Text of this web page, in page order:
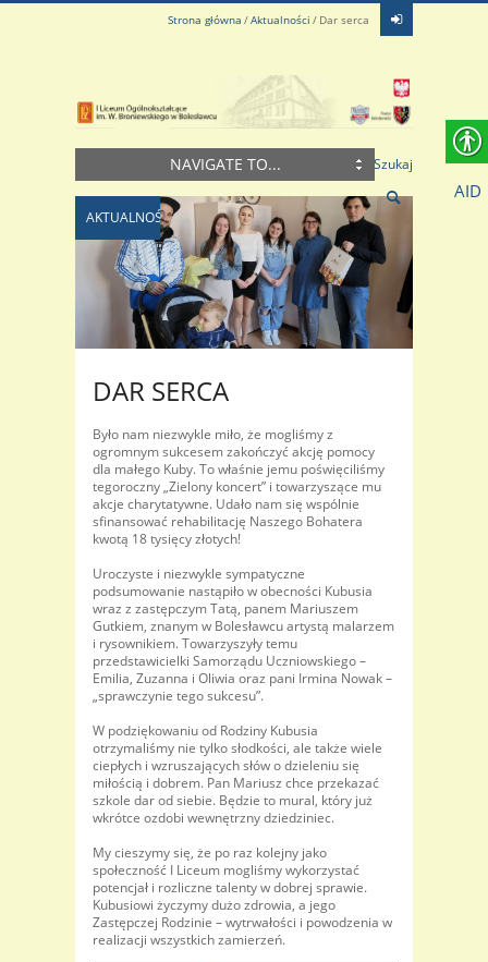
Strona główna Aktualności Dar serca
NAVIGATE TO... Szukaj
AKTUALNOŚCI
DAR SERCA
Było nam niezwykle miło, że mogliśmy z
ogromnym sukcesem zakończyć akcję pomocy
dla małego Kuby. To właśnie jemu poświęciliśmy
tegoroczny „Zielony koncert” i towarzyszące mu
akcje charytatywne. Udało nam się wspólnie
sfinansować rehabilitację Naszego Bohatera
kwotą 18 tysięcy złotych!
Uroczyste i niezwykle sympatyczne
podsumowanie nastąpiło w obecności Kubusia
wraz z zastępczym Tatą, panem Mariuszem
Gutkiem, znanym w Bolesławcu artystą malarzem
i rysownikiem. Towarzyszyły temu
przedstawicielki Samorządu Uczniowskiego –
Emilia, Zuzanna i Oliwia oraz pani Irmina Nowak –
„sprawczynie tego sukcesu”.
W podziękowaniu od Rodziny Kubusia
otrzymaliśmy nie tylko słodkości, ale także wiele
ciepłych i wzruszających słów o dzieleniu się
miłością i dobrem. Pan Mariusz chce przekazać
szkole dar od siebie. Będzie to mural, który już
wkrótce ozdobi wewnętrzny dziedziniec.
My cieszymy się, że po raz kolejny jako
społeczność I Liceum mogliśmy wykorzystać
potencjał i rozliczne talenty w dobrej sprawie.
Kubusiowi życzymy dużo zdrowia, a jego
Zastępczej Rodzinie – wytrwałości i powodzenia w
realizacji wszystkich zamierzeń.
AID